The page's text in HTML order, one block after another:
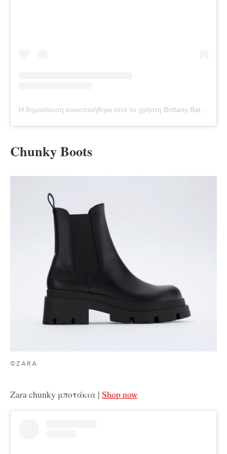
Chunky Boots
©ZARA
Zara chunky μποτάκια | Shop now